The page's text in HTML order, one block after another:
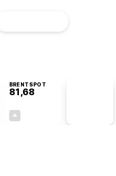
BRENTSPOT
81,68